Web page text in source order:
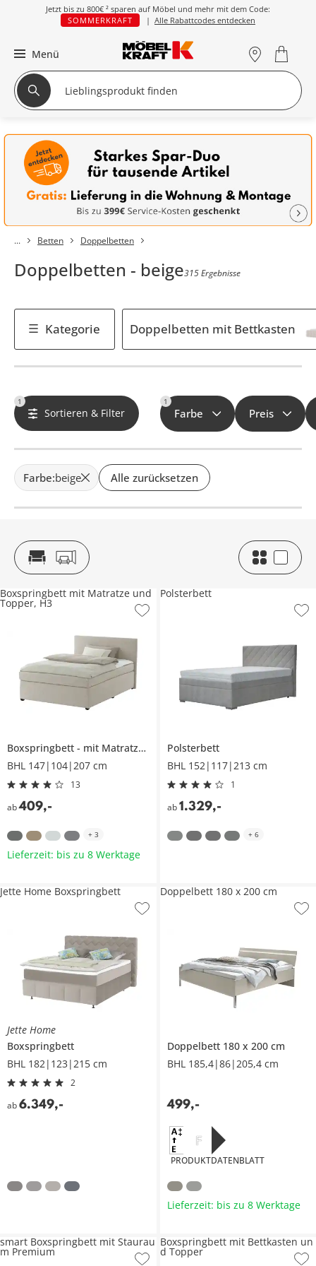
Jetzt bis zu 800€ ² sparen auf Möbel und mehr mit dem Code:
SOMMERKRAFT
| Alle Rabattcodes entdecken
Menü
Betten Doppelbetten
Doppelbetten - beige315 Ergebnisse
Kategorie Doppelbetten mit Bettkasten
1
Sortieren & Filter
1
Farbe Preis
Farbe:beige Alle zurücksetzen
Boxspringbett
mit Matratze und Topper, H3
BHL 147|104|207 cm
13
ab409,-
Boxspringbett mit Matratze und
Topper, H3
+ 3
Lieferzeit: bis zu 8 Werktage
Polsterbett
BHL 152|117|213 cm
1
ab 1.329,-
Polsterbett
+ 6
Jette Home
Boxspringbett
BHL 182|123|215 cm
2
ab6.349,-
Jette Home Boxspringbett
Doppelbett 180 x 200 cm
BHL 185,4|86|205,4 cm
499,-
Doppelbett 180 x 200 cm
F
PRODUKTDATENBLATT
Lieferzeit: bis zu 8 Werktage
smart Boxspringbett mit Staurau
m Premium
Boxspringbett mit Bettkasten un
d Topper